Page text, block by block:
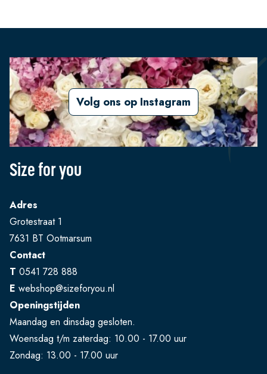
Volg ons op Instagram
Size for you
Adres
Grotestraat 1
7631 BT Ootmarsum
Contact
T 0541 728 888
E webshop@sizeforyou.nl
Openingstijden
Maandag en dinsdag gesloten.
Woensdag t/m zaterdag: 10.00 - 17.00 uur
Zondag: 13.00 - 17.00 uur